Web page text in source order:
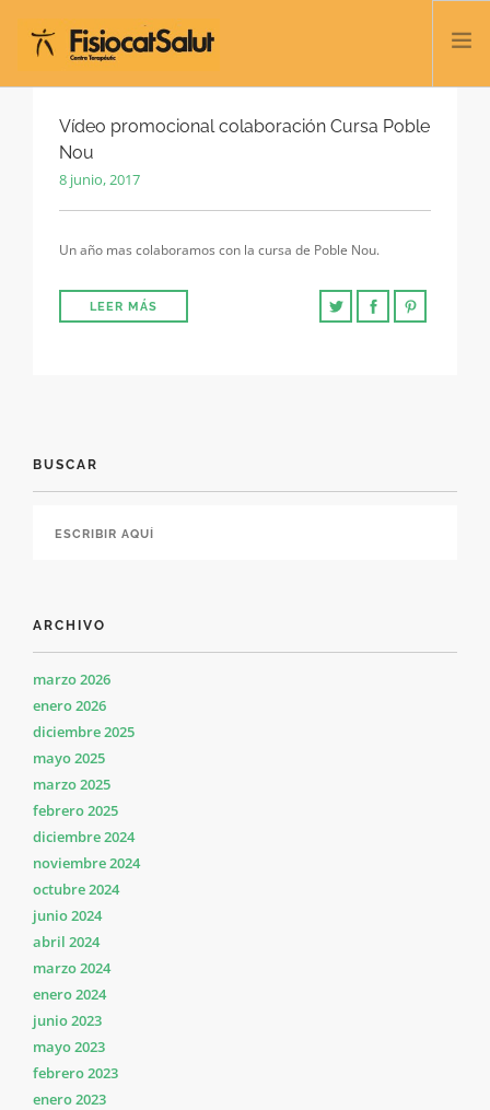
TRATAMIENTOS
SERVICIOS Y CLASES
NOSOTROS
Vídeo promocional colaboración Cursa Poble
Nou
8 junio, 2017
Un año mas colaboramos con la cursa de Poble Nou.
LEER MÁS
BUSCAR
ARCHIVO
marzo 2026
enero 2026
diciembre 2025
mayo 2025
marzo 2025
febrero 2025
diciembre 2024
noviembre 2024
octubre 2024
junio 2024
abril 2024
marzo 2024
enero 2024
junio 2023
mayo 2023
febrero 2023
enero 2023